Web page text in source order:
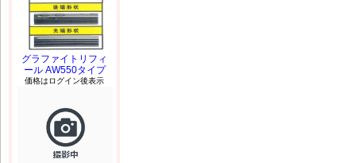
グラファイトリフィ
ール AW550タイプ
価格はログイン後表示